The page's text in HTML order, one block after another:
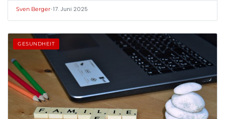
Sven Berger•17. Juni 2025
GESUNDHEIT